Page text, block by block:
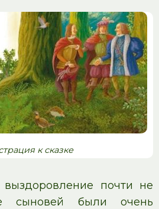
к сказке
почти не
сыновей были очень